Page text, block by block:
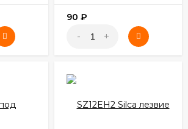
90 ₽
- +